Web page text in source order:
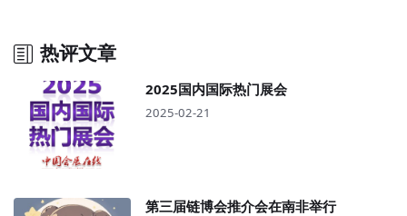
热评文章
2025国内国际热门展会
2025-02-21
第三届链博会推介会在南非举行